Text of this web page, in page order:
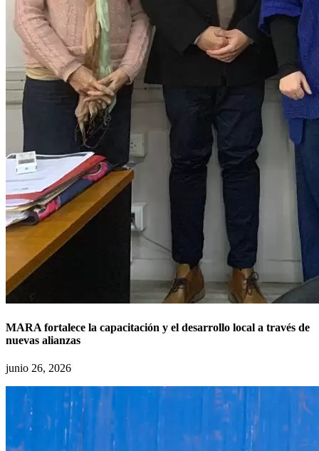
MARA fortalece la capacitación y el desarrollo local a través de
nuevas alianzas
junio 26, 2026